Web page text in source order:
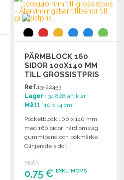
Begär offert
PÄRMBLOCK 160
SIDOR 100X140 MM
TILL GROSSISTPRIS
Ref.13-22453
Lager : 34 828 artiklar
Mått : 10 x 14 cm
Pocketblock 100 x 140 mm
med 160 sidor, hård omslag,
gummiband och bokmärke.
Olinjerade sidor.
FRÅN
0,75 €EXKL. MOMS